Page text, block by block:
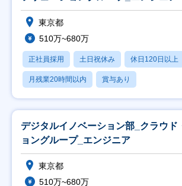
東京都
510万~680万
正社員採用 土日祝休み 休日120日以上
月残業20時間以内 賞与あり
デジタルイノベーション部_クラウド
ョングループ_エンジニア
東京都
510万~680万